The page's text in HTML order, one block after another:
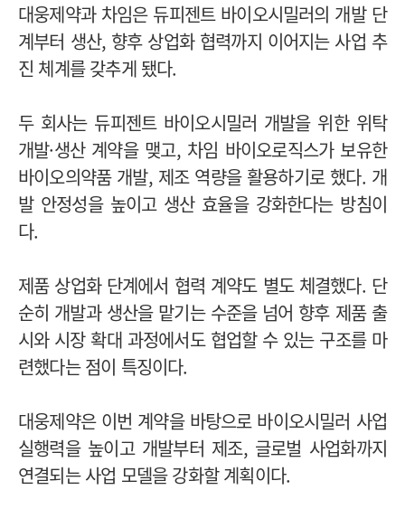
대웅제약과 차임은 듀피젠트 바이오시밀러의 개발 단
계부터 생산, 향후 상업화 협력까지 이어지는 사업 추
진 체계를 갖추게 됐다.
두 회사는 듀피젠트 바이오시밀러 개발을 위한 위탁
개발·생산 계약을 맺고, 차임 바이오로직스가 보유한
바이오의약품 개발, 제조 역량을 활용하기로 했다. 개
발 안정성을 높이고 생산 효율을 강화한다는 방침이
다.
제품 상업화 단계에서 협력 계약도 별도 체결했다. 단
순히 개발과 생산을 맡기는 수준을 넘어 향후 제품 출
시와 시장 확대 과정에서도 협업할 수 있는 구조를 마
련했다는 점이 특징이다.
대웅제약은 이번 계약을 바탕으로 바이오시밀러 사업
실행력을 높이고 개발부터 제조, 글로벌 사업화까지
연결되는 사업 모델을 강화할 계획이다.